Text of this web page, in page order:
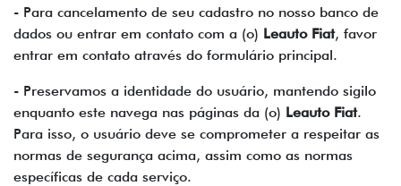
- Para cancelamento de seu cadastro no nosso banco de
dados ou entrar em contato com a (o) Leauto Fiat, favor
entrar em contato através do formulário principal.
- Preservamos a identidade do usuário, mantendo sigilo
enquanto este navega nas páginas da (o) Leauto Fiat.
Para isso, o usuário deve se comprometer a respeitar as
normas de segurança acima, assim como as normas
específicas de cada serviço.